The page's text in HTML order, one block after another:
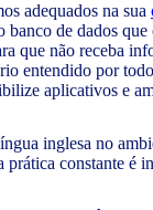
adequados na sua
de dados
que não receba
entendido por
aplicativos e
inglesa no
constante